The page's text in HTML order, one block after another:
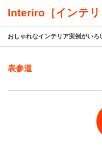
Interiro［インテリ
おしゃれなインテリア実例がいろ
表参道